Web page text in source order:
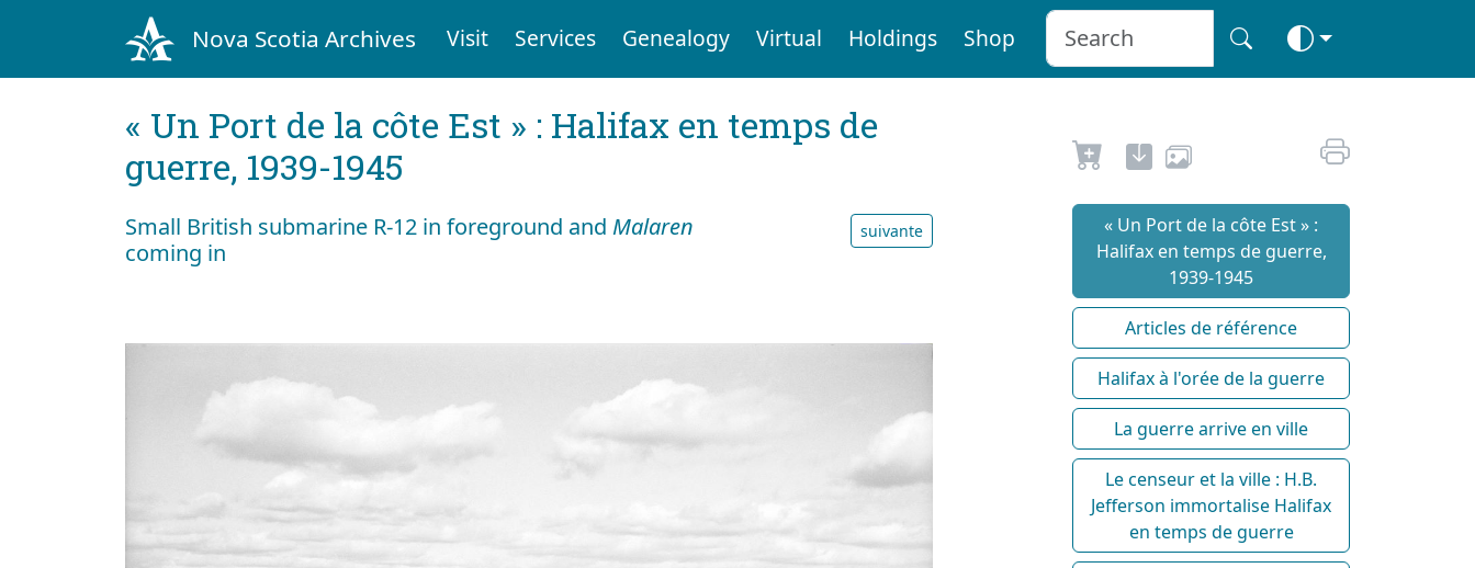
Nova Scotia Archives Visit Services Genealogy Virtual Holdings Shop
« Un Port de la côte Est » : Halifax en temps de
guerre, 1939-1945
Small British submarine R-12 in foreground and Malaren
coming in
suivante
« Un Port de la côte Est » :
Halifax en temps de guerre,
1939-1945
Articles de référence
Halifax à l'orée de la guerre
La guerre arrive en ville
Le censeur et la ville : H.B.
Jefferson immortalise Halifax
en temps de guerre